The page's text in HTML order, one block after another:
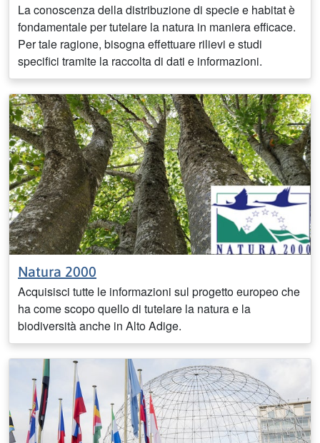
La conoscenza della distribuzione di specie e habitat è
fondamentale per tutelare la natura in maniera efficace.
Per tale ragione, bisogna effettuare rilievi e studi
specifici tramite la raccolta di dati e informazioni.
Natura 2000
Acquisisci tutte le informazioni sul progetto europeo che
ha come scopo quello di tutelare la natura e la
biodiversità anche in Alto Adige.